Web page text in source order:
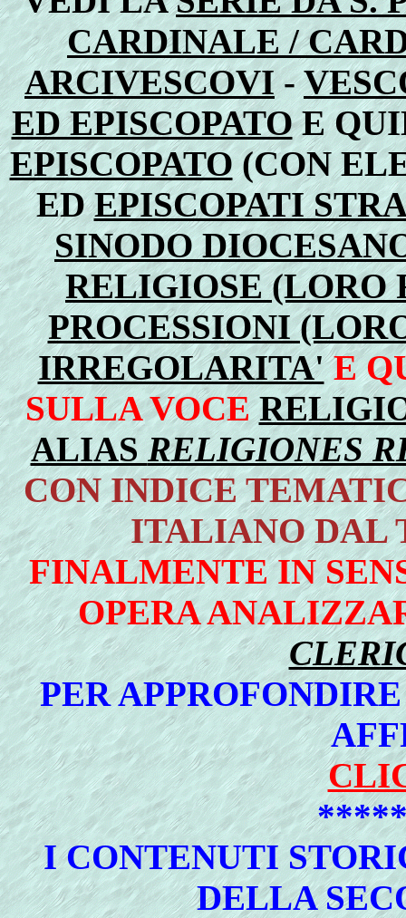
CARDINALE /
ARCIVESCOVI-
ED EPISCOPATOE
EPISCOPATO(CON
EDEPISCOPATI
SINODO
RELIGIOSE (LORO
PROCESSIONI
IRREGOLARITA' E
SULLA VOCE
ALIAS RELIGIONES
CON INDICE
ITALIANO DAL
FINALMENTE IN
OPERA
PER
I CONTENUTI
DELLA